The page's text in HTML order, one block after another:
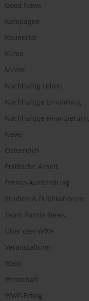
Good News
Kampagne
Kaunertal
Klima
Meere
Nachhaltig Leben
Nachhaltige Ernährung
Nachhaltige Finanzierung
News
Österreich
Politische Arbeit
Presse-Aussendung
Studien & Publikationen
Team Panda News
Über den WWF
Veranstaltung
Wald
Wirtschaft
WWF-Erfolg